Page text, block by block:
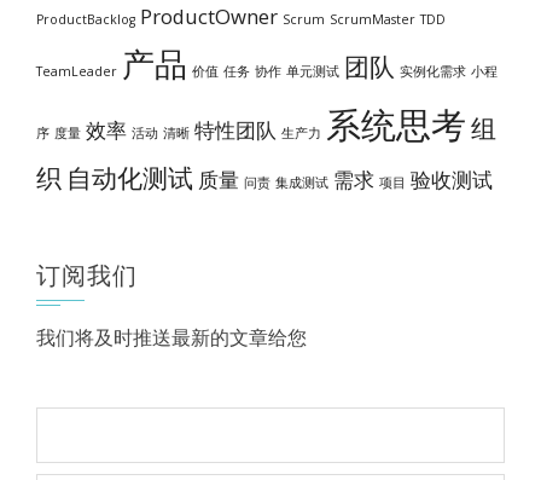
ProductBacklog ProductOwner Scrum ScrumMaster TDD
TeamLeader 产品 价值 任务 协作 单元测试 团队 实例化需求 小程
序 度量 效率 活动 清晰 特性团队 生产力 系统思考组
织 自动化测试 质量 问责 集成测试 需求 项目 验收测试
订阅我们
我们将及时推送最新的文章给您